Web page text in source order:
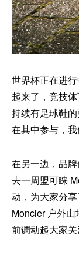
世界杯正在进
起来了，竞技
持续有足球鞋
在其中参与，
在另一边，品
去一周盟可睐
动，为大家分
Moncler 户外
前调动起大家关